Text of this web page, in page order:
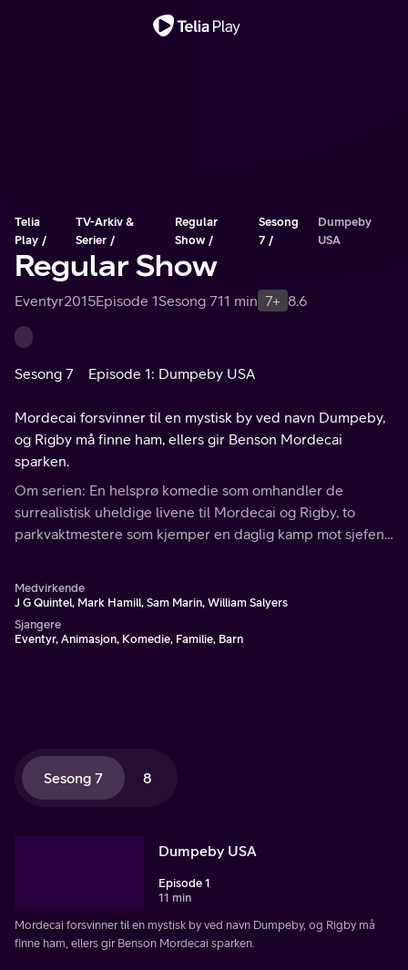
Telia
Play
TV-Arkiv &
Serier
Regular
Show
Sesong
7
Dumpeby
USA
Regular Show
Eventyr2015Episode 1Sesong 711 min 7+ 8.6
Sesong 7 Episode 1: Dumpeby USA
Mordecai forsvinner til en mystisk by ved navn Dumpeby,
og Rigby må finne ham, ellers gir Benson Mordecai
sparken.
Om serien: En helsprø komedie som omhandler de
surrealistisk uheldige livene til Mordecai og Rigby, to
parkvaktmestere som kjemper en daglig kamp mot sjefen
Medvirkende
J G Quintel, Mark Hamill, Sam Marin, William Salyers
Sjangere
Eventyr, Animasjon, Komedie, Familie, Barn
Sesong 7 8
Dumpeby USA
Episode 1
11 min
Mordecai forsvinner til en mystisk by ved navn Dumpeby, og Rigby må
finne ham, ellers gir Benson Mordecai sparken.